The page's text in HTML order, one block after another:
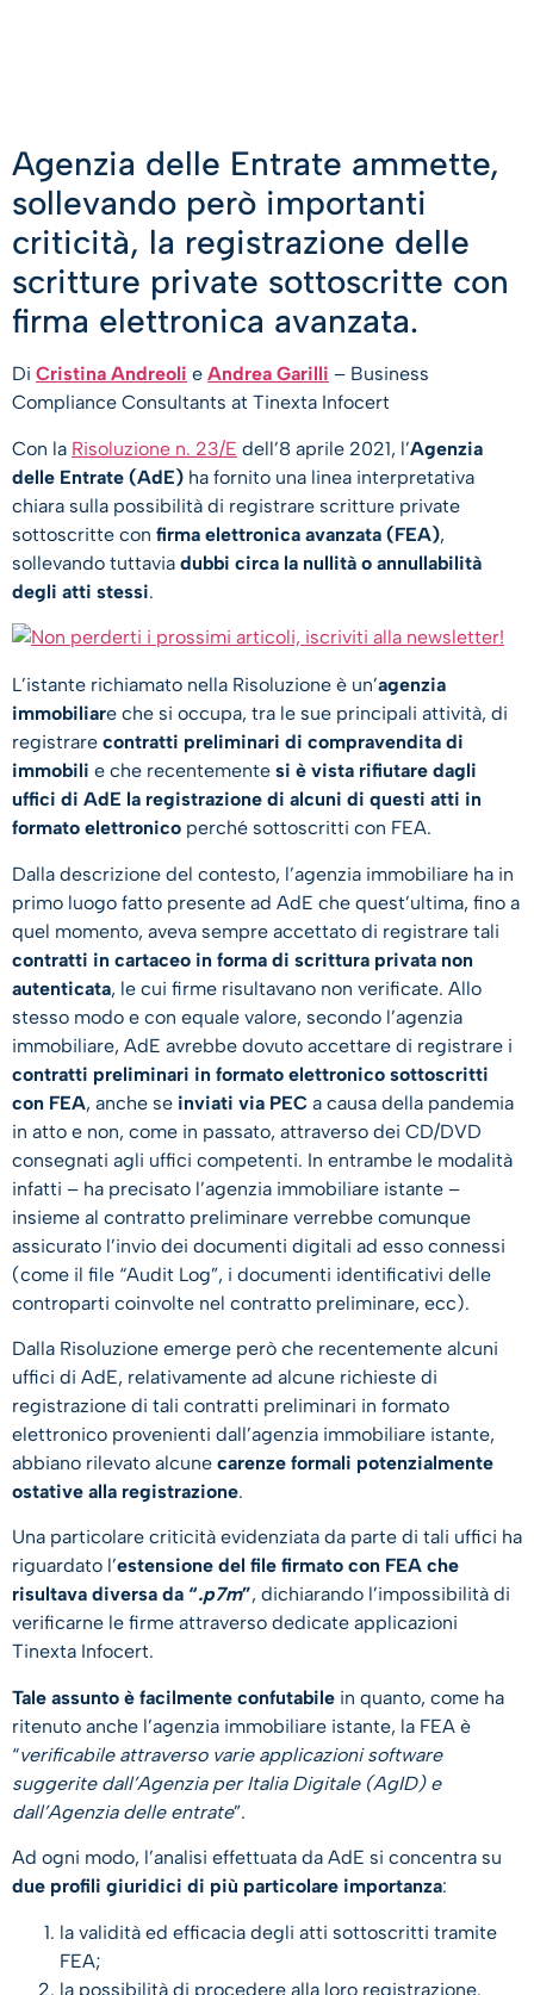
Agenzia delle Entrate ammette,
sollevando però importanti
criticità, la registrazione delle
scritture private sottoscritte con
firma elettronica avanzata.
Di Cristina Andreoli e Andrea Garilli – Business
Compliance Consultants at Tinexta Infocert
Con la Risoluzione n. 23/E dell’8 aprile 2021, l’Agenzia
delle Entrate (AdE) ha fornito una linea interpretativa
chiara sulla possibilità di registrare scritture private
sottoscritte con firma elettronica avanzata (FEA),
sollevando tuttavia dubbi circa la nullità o annullabilità
degli atti stessi.
L’istante richiamato nella Risoluzione è un’agenzia
immobiliare che si occupa, tra le sue principali attività, di
registrare contratti preliminari di compravendita di
immobili e che recentemente si è vista rifiutare dagli
uffici di AdE la registrazione di alcuni di questi atti in
formato elettronico perché sottoscritti con FEA.
Dalla descrizione del contesto, l’agenzia immobiliare ha in
primo luogo fatto presente ad AdE che quest’ultima, fino a
quel momento, aveva sempre accettato di registrare tali
contratti in cartaceo in forma di scrittura privata non
autenticata, le cui firme risultavano non verificate. Allo
stesso modo e con equale valore, secondo l’agenzia
immobiliare, AdE avrebbe dovuto accettare di registrare i
contratti preliminari in formato elettronico sottoscritti
con FEA, anche se inviati via PEC a causa della pandemia
in atto e non, come in passato, attraverso dei CD/DVD
consegnati agli uffici competenti. In entrambe le modalità
infatti – ha precisato l’agenzia immobiliare istante –
insieme al contratto preliminare verrebbe comunque
assicurato l’invio dei documenti digitali ad esso connessi
(come il file “Audit Log”, i documenti identificativi delle
controparti coinvolte nel contratto preliminare, ecc).
Dalla Risoluzione emerge però che recentemente alcuni
uffici di AdE, relativamente ad alcune richieste di
registrazione di tali contratti preliminari in formato
elettronico provenienti dall’agenzia immobiliare istante,
abbiano rilevato alcune carenze formali potenzialmente
ostative alla registrazione.
Una particolare criticità evidenziata da parte di tali uffici ha
riguardato l’estensione del file firmato con FEA che
risultava diversa da “.p7m”, dichiarando l’impossibilità di
verificarne le firme attraverso dedicate applicazioni
Tinexta Infocert.
Tale assunto è facilmente confutabile in quanto, come ha
ritenuto anche l’agenzia immobiliare istante, la FEA è
“verificabile attraverso varie applicazioni software
suggerite dall’Agenzia per Italia Digitale (AgID) e
dall’Agenzia delle entrate”.
Ad ogni modo, l’analisi effettuata da AdE si concentra su
due profili giuridici di più particolare importanza:
la validità ed efficacia degli atti sottoscritti tramite
FEA;
la possibilità di procedere alla loro registrazione.